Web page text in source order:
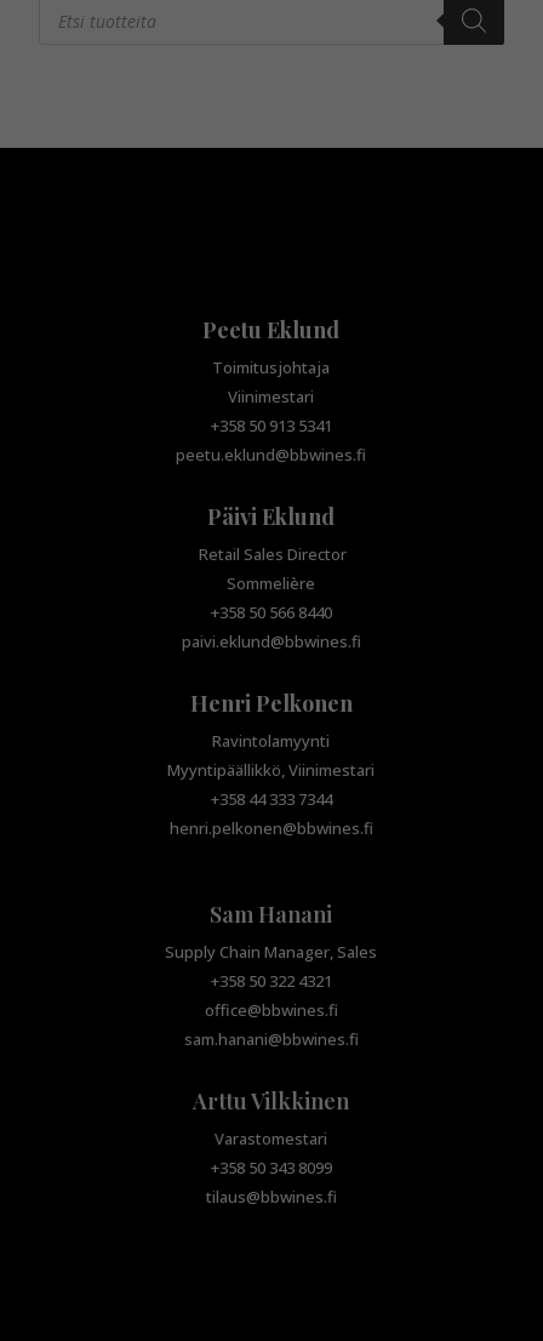
search
Peetu Eklund
Toimitusjohtaja
Viinimestari
+358 50 913 5341
peetu.eklund@bbwines.fi
Päivi Eklund
Retail Sales Director
Sommelière
+358 50 566 8440
paivi.eklund@bbwines.fi
Henri Pelkonen
Ravintolamyynti
Myyntipäällikkö, Viinimestari
+358 44 333 7344
henri.pelkonen@bbwines.fi
Sam Hanani
Supply Chain Manager, Sales
+358 50 322 4321
office@bbwines.fi
sam.hanani@bbwines.fi
Arttu Vilkkinen
Varastomestari
+358 50 343 8099
tilaus@bbwines.fi